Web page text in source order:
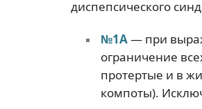
диспепсического
№1А— при
ограничение
протертые и в
компоты).